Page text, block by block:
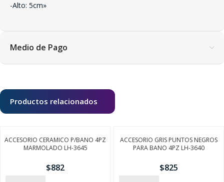
-Alto: 5cm»
Medio de Pago
Productos relacionados
ACCESORIO CERAMICO P/BANO 4PZ
MARMOLADO LH-3645
$882
ACCESORIO GRIS PUNTOS NEGROS
PARA BANO 4PZ LH-3640
$825